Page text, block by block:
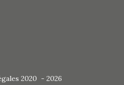
2020 - 2026